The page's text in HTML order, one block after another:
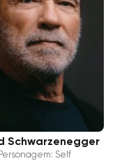
Schwarzenegger
Personagem: Self